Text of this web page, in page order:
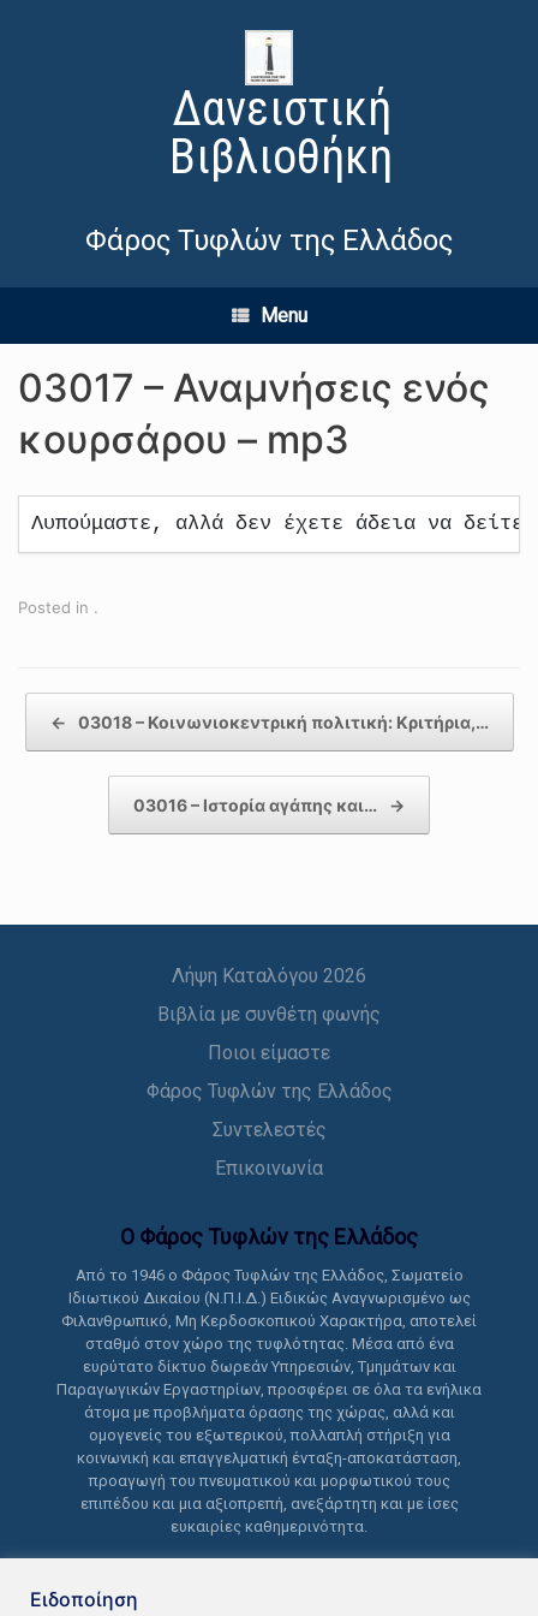
Δανειστική
Βιβλιοθήκη
Φάρος Τυφλών της Ελλάδος
Menu
03017 – Αναμνήσεις ενός
κουρσάρου – mp3
Λυπούμαστε, αλλά δεν έχετε άδεια να δείτε
Posted in .
← 03018 – Κοινωνιοκεντρική πολιτική: Κριτήρια,…
03016 – Ιστορία αγάπης και… →
Λήψη Καταλόγου 2026
Βιβλία με συνθέτη φωνής
Ποιοι είμαστε
Φάρος Τυφλών της Ελλάδος
Συντελεστές
Επικοινωνία
Ο Φάρος Τυφλών της Ελλάδoς
Από το 1946 ο Φάρος Τυφλών της Ελλάδος, Σωματείο
Ιδιωτικού Δικαίου (Ν.Π.Ι.Δ.) Ειδικώς Αναγνωρισμένο ως
Φιλανθρωπικό, Μη Κερδοσκοπικού Χαρακτήρα, αποτελεί
σταθμό στον χώρο της τυφλότητας. Μέσα από ένα
ευρύτατο δίκτυο δωρεάν Υπηρεσιών, Τμημάτων και
Παραγωγικών Εργαστηρίων, προσφέρει σε όλα τα ενήλικα
άτομα με προβλήματα όρασης της χώρας, αλλά και
ομογενείς του εξωτερικού, πολλαπλή στήριξη για
κοινωνική και επαγγελματική ένταξη-αποκατάσταση,
προαγωγή του πνευματικού και μορφωτικού τους
επιπέδου και μια αξιοπρεπή, ανεξάρτητη και με ίσες
ευκαιρίες καθημερινότητα.
Ειδοποίηση